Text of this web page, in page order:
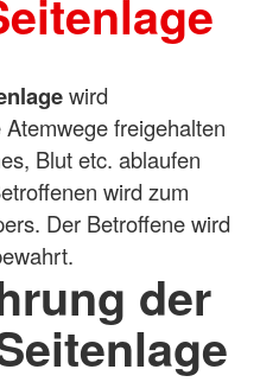
wird
freigehalten
Blut etc. ablaufen
wird zum
Der Betroffene wird
der